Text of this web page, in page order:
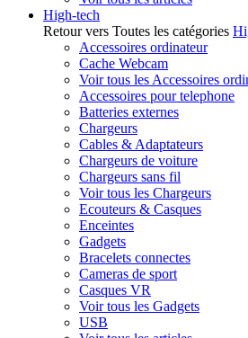
High-tech
Retour vers Toutes les catégories
Accessoires ordinateur
Cache Webcam
Voir tous les Accessoires
Accessoires pour telephone
Batteries externes
Chargeurs
Cables & Adaptateurs
Chargeurs de voiture
Chargeurs sans fil
Voir tous les Chargeurs
Ecouteurs & Casques
Enceintes
Gadgets
Bracelets connectes
Cameras de sport
Casques VR
Voir tous les Gadgets
USB